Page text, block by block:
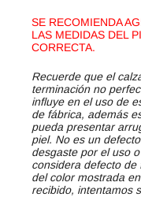
SE RECOMIENDA
LAS MEDIDAS DEL
CORRECTA.
Recuerde que el
terminación no
influye en el uso de
de fábrica, además
pueda presentar
piel. No es un
desgaste por el uso
considera defecto de
del color mostrada
recibido, intentamos